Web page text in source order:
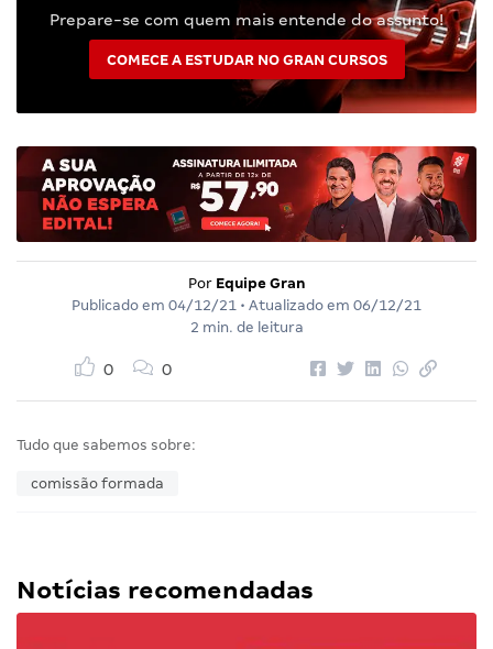
Prepare-se com quem mais entende do assunto!
COMECE A ESTUDAR NO GRAN CURSOS
Por Equipe Gran
Publicado em 04/12/21 • Atualizado em 06/12/21
2 min. de leitura
0 0
Tudo que sabemos sobre:
comissão formada
Notícias recomendadas